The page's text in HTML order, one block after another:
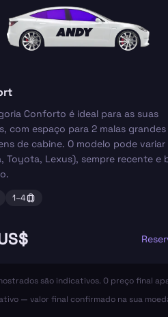
Conforto é ideal para as suas
com espaço para 2 malas grandes
de cabine. O modelo pode variar
Toyota, Lexus), sempre recente e
1–4
são indicativos. O preço final
— valor final confirmado na sua